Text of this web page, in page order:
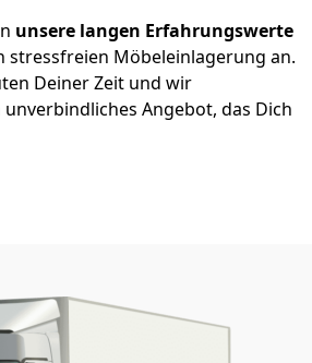
unsere langen Erfahrungswerte
stressfreien Möbeleinlagerung an.
Deiner Zeit und wir
Angebot, das Dich